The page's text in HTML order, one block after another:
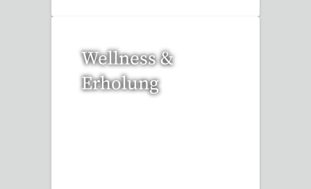
Wellness &
Erholung